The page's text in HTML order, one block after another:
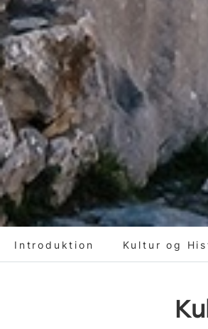
Introduktion Kultur og